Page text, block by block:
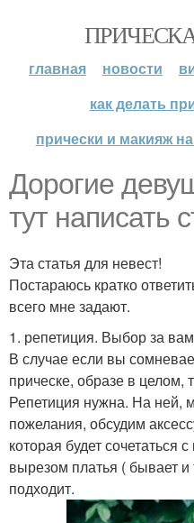
главная новости
как делать
прически и макияж
Дорогие
тут написать
Эта статья для невест!
Постараюсь кратко
всего мне задают.
1. репетиция. Выбор за
В случае если вы
прическе, образе в целом,
Репетиция нужна. На ней,
пожелания, обсудим
которая будет
вырезом платья ( бывает и
подходит.